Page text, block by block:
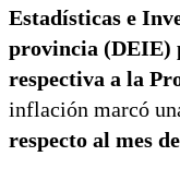
Estadísticas e
provincia (DEIE)
respectiva a la
inflación marcó
respecto al mes